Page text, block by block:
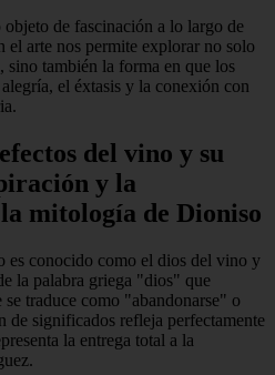
de fascinación a lo largo de
el arte nos permite explorar no solo
sino también la forma en que los
el éxtasis y la conexión con
del vino y su
y la
mitología de Dioniso
es conocido como el dios del vino y
la palabra griega "dios" que
traduce como "abandonarse" o
de significados refleja perfectamente
la entrega total a la